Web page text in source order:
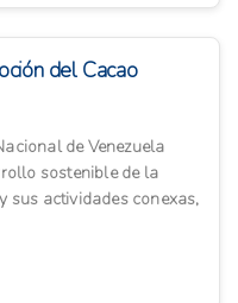
del Cacao
de Venezuela
sostenible de la
sus actividades conexas,